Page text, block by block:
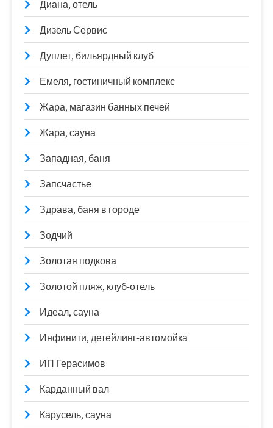
Диана, отель
Дизель Сервис
Дуплет, бильярдный клуб
Емеля, гостиничный комплекс
Жара, магазин банных печей
Жара, сауна
Западная, баня
Запсчастье
Здрава, баня в городе
Зодчий
Золотая подкова
Золотой пляж, клуб-отель
Идеал, сауна
Инфинити, детейлинг-автомойка
ИП Герасимов
Карданный вал
Карусель, сауна